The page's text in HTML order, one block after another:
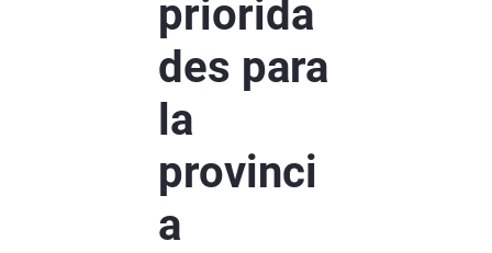
priorida
des para
la
provinci
a